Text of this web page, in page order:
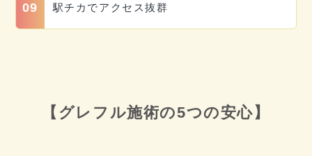
09 駅チカでアクセス抜群
【グレフル施術の5つの安心】